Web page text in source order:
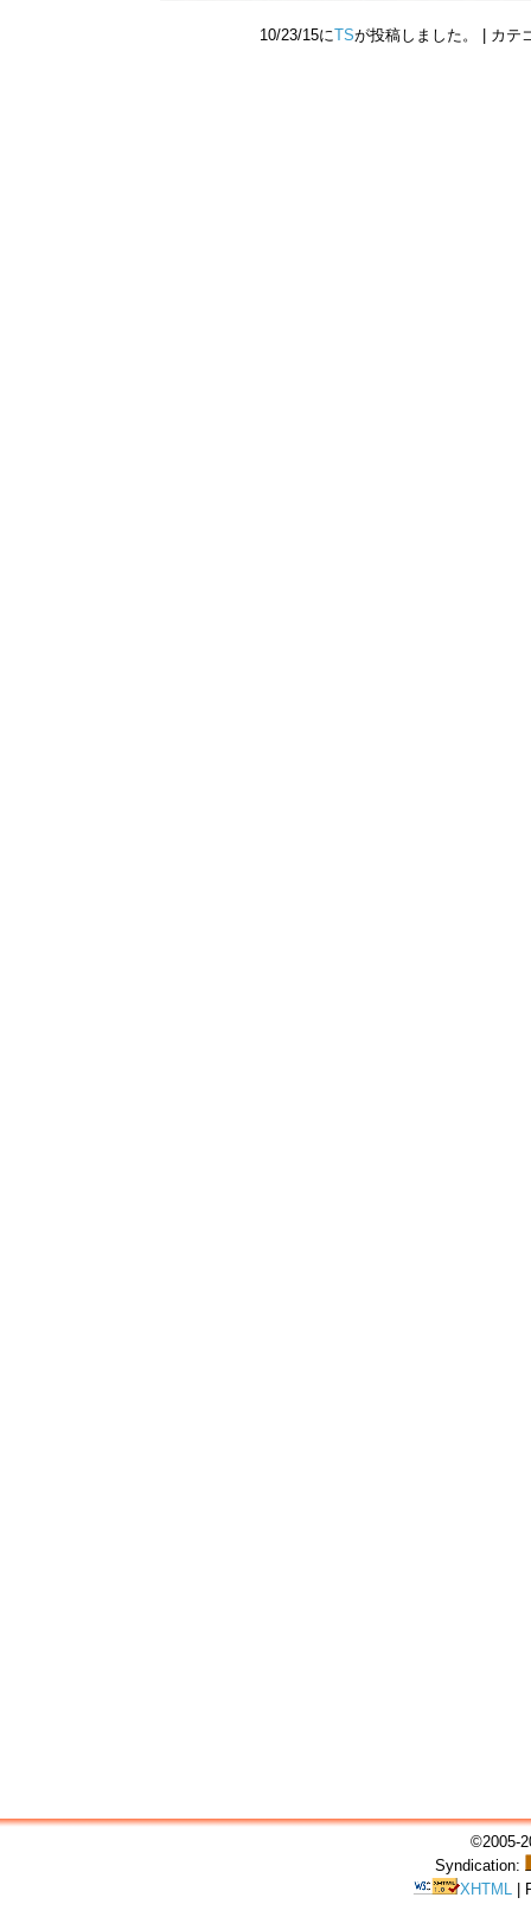
10/23/15にTSが投稿しました。 | カテ
©2005-
Syndication:
XHTML